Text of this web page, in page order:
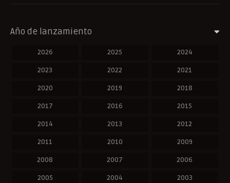
Año de lanzamiento
2026 2025 2024
2023 2022 2021
2020 2019 2018
2017 2016 2015
2014 2013 2012
2011 2010 2009
2008 2007 2006
2005 2004 2003